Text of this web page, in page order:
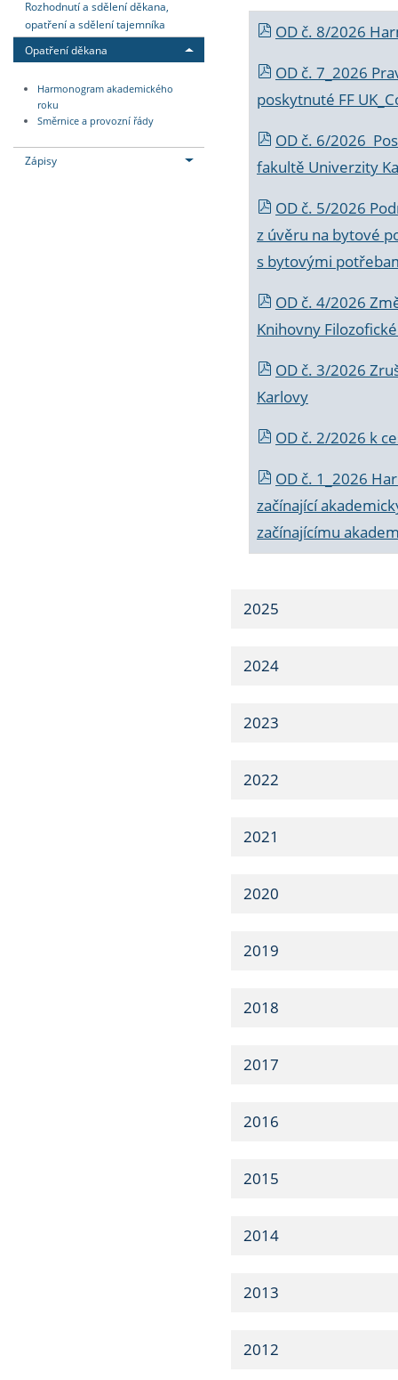
Rozhodnutí a sdělení děkana,
opatření a sdělení tajemníka
Opatření děkana
Harmonogram akademického
roku
Směrnice a provozní řády
Zápisy
OD č. 8/2026
OD č. 7_2026
poskytnuté FF
OD č. 6/2026
fakultě Univerzity
OD č. 5/2026
z úvěru na bytové
s bytovými
OD č. 4/2026
Knihovny
OD č. 3/2026
Karlovy
OD č. 2/2026 k
OD č. 1_2026
začínající
začínajícímu
2025
2024
2023
2022
2021
2020
2019
2018
2017
2016
2015
2014
2013
2012